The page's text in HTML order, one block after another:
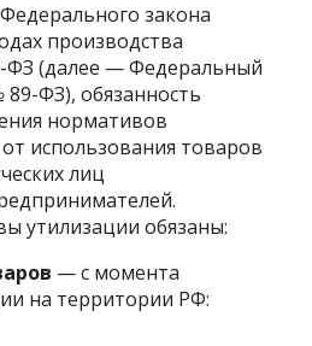
закона
производства
ФЗ (далее — Федеральный
89-ФЗ), обязанность
нормативов
использования товаров
лиц
утилизации обязаны:
— с момента
на территории РФ: